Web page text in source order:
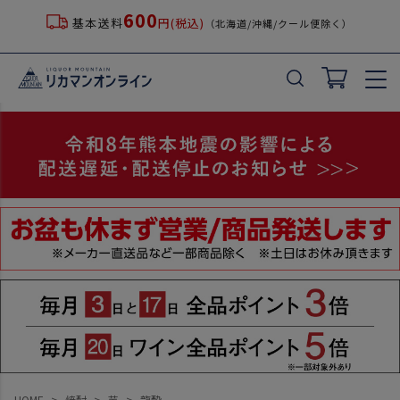
基本送料600円(税込) （北海道/沖縄/クール便除く）